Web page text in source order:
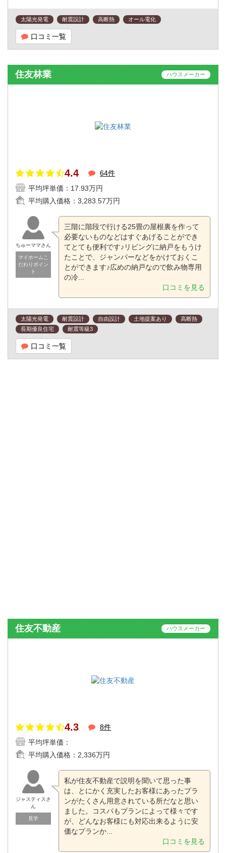
太陽光発電 耐震設計 高断熱 オール電化
口コミ一覧
住友林業 ハウスメーカー
4.4
64件
平均坪単価： 17.93万円
平均購入価格： 3,283.57万円
ちゅーママさん
マイホームこ
だわりポイン
ト
三階に階段で行ける25畳の屋根裏を作って
必要ないものなどはすぐあげることができ
てとても便利です♪リビングに納戸をもうけ
たことで、ジャンパーなどをかけておくこ
とができます♪広めの納戸なので飲み物専用
の冷...
口コミを見る
太陽光発電 耐震設計 自由設計 土地提案あり
高断熱
長期優良住宅
耐震等級3
口コミ一覧
住友不動産 ハウスメーカー
4.3
8件
平均坪単価：
平均購入価格： 2,336万円
ジャスティスさ
ん
見学
私が住友不動産で説明を聞いて思った事
は、とにかく充実したお客様にあったプラ
ンがたくさん用意されている所だなと思い
ました。コスパもプランによって様々です
が、どんなお客様にも対応出来るように安
価なプランか...
口コミを見る